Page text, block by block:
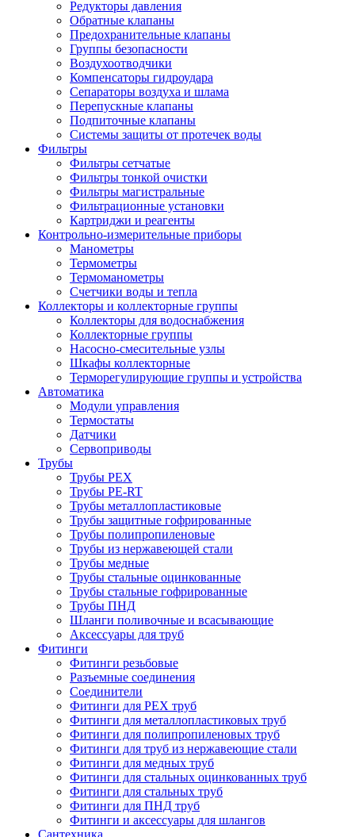
Редукторы давления
Обратные клапаны
Предохранительные клапаны
Группы безопасности
Воздухоотводчики
Компенсаторы гидроудара
Сепараторы воздуха и шлама
Перепускные клапаны
Подпиточные клапаны
Системы защиты от протечек воды
Фильтры
Фильтры сетчатые
Фильтры тонкой очистки
Фильтры магистральные
Фильтрационные установки
Картриджи и реагенты
Контрольно-измерительные приборы
Манометры
Термометры
Термоманометры
Счетчики воды и тепла
Коллекторы и коллекторные группы
Коллекторы для водоснабжения
Коллекторные группы
Насосно-смесительные узлы
Шкафы коллекторные
Терморегулирующие группы и устройства
Автоматика
Модули управления
Термостаты
Датчики
Сервоприводы
Трубы
Трубы PEX
Трубы PE-RT
Трубы металлопластиковые
Трубы защитные гофрированные
Трубы полипропиленовые
Трубы из нержавеющей стали
Трубы медные
Трубы стальные оцинкованные
Трубы стальные гофрированные
Трубы ПНД
Шланги поливочные и всасывающие
Аксессуары для труб
Фитинги
Фитинги резьбовые
Разъемные соединения
Соединители
Фитинги для PEX труб
Фитинги для металлопластиковых труб
Фитинги для полипропиленовых труб
Фитинги для труб из нержавеющие стали
Фитинги для медных труб
Фитинги для стальных оцинкованных труб
Фитинги для стальных труб
Фитинги для ПНД труб
Фитинги и аксессуары для шлангов
Сантехника